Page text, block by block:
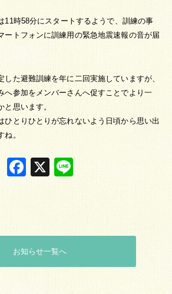
11時58分にスタートするようで、訓練の事
ートフォンに訓練用の緊急地震速報の音が届
した避難訓練を年に二回実施していますが、
へ参加をメンバーさんへ促すことでより一
と思います。
ひとりひとりが忘れないよう日頃から思い出
。
Facebook
X
お知らせ一覧へ